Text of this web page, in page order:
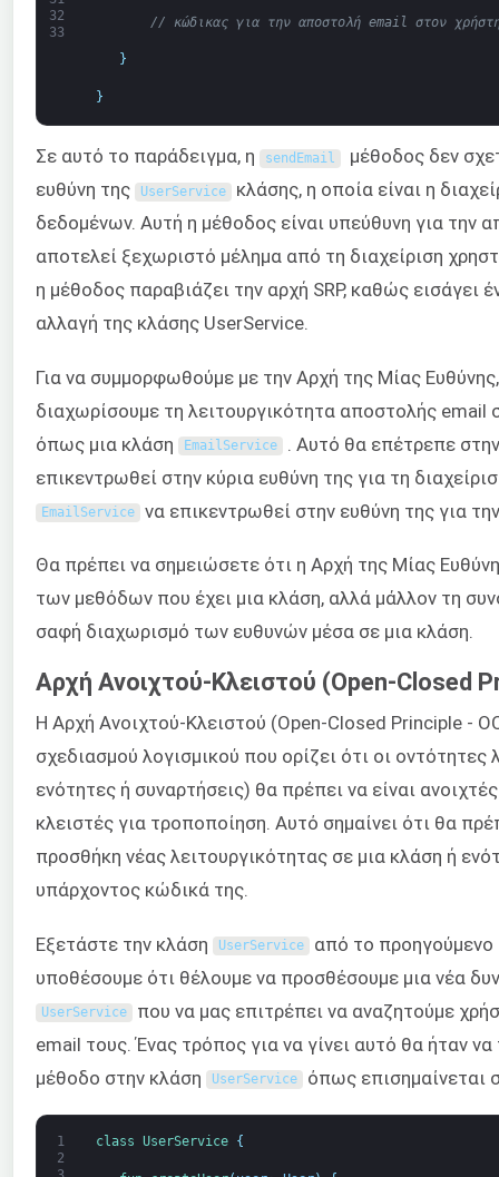
32
33
// κώδικας για την αποστολή email στον
}
}
Σε αυτό το παράδειγμα, η sendEmail μέθοδος δεν
ευθύνη της
UserService κλάσης, η οποία είναι η
δεδομένων. Αυτή η μέθοδος είναι υπεύθυνη για την
αποτελεί ξεχωριστό μέλημα από τη διαχείριση
η μέθοδος παραβιάζει την αρχή SRP, καθώς εισάγει
αλλαγή της κλάσης UserService.
Για να συμμορφωθούμε με την Αρχή της Μίας
διαχωρίσουμε τη λειτουργικότητα αποστολής email
όπως μια κλάση
EmailService . Αυτό θα επέτρεπε
επικεντρωθεί στην κύρια ευθύνη της για τη
EmailService να επικεντρωθεί στην ευθύνη της για
Θα πρέπει να σημειώσετε ότι η Αρχή της Μίας
των μεθόδων που έχει μια κλάση, αλλά μάλλον τη
σαφή διαχωρισμό των ευθυνών μέσα σε μια κλάση.
Αρχή Ανοιχτού-Κλειστού (Open-Closed
Η Αρχή Ανοιχτού-Κλειστού (Open-Closed Principle -
σχεδιασμού λογισμικού που ορίζει ότι οι
ενότητες ή συναρτήσεις) θα πρέπει να είναι
κλειστές για τροποποίηση. Αυτό σημαίνει ότι θα
προσθήκη νέας λειτουργικότητας σε μια κλάση ή
υπάρχοντος κώδικά της.
Εξετάστε την κλάση UserService από το προηγούμενο
υποθέσουμε ότι θέλουμε να προσθέσουμε μια νέα
UserService που να μας επιτρέπει να αναζητούμε
email τους. Ένας τρόπος για να γίνει αυτό θα ήταν
μέθοδο στην κλάση
UserService όπως επισημαίνεται
1
2
class UserService {